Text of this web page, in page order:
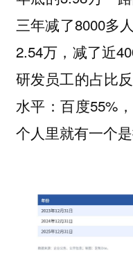
三年减了8000多
2.54万，减了近
研发员工的占比
水平：百度55%
个人里就有一个是